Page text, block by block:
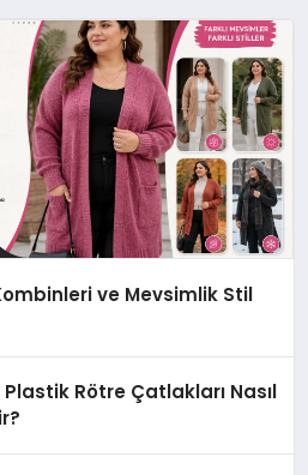
ve Mevsimlik Stil
Rötre Çatlakları Nasıl